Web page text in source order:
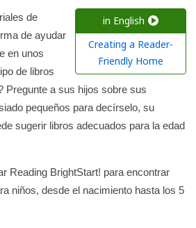
in English
Creating a Reader-
Friendly Home
de
de ayudar
en unos
de libros
Pregunte a sus hijos sobre sus
pequeños para decírselo, su
sugerir libros adecuados para la edad
Reading BrightStart! para encontrar
niños, desde el nacimiento hasta los 5